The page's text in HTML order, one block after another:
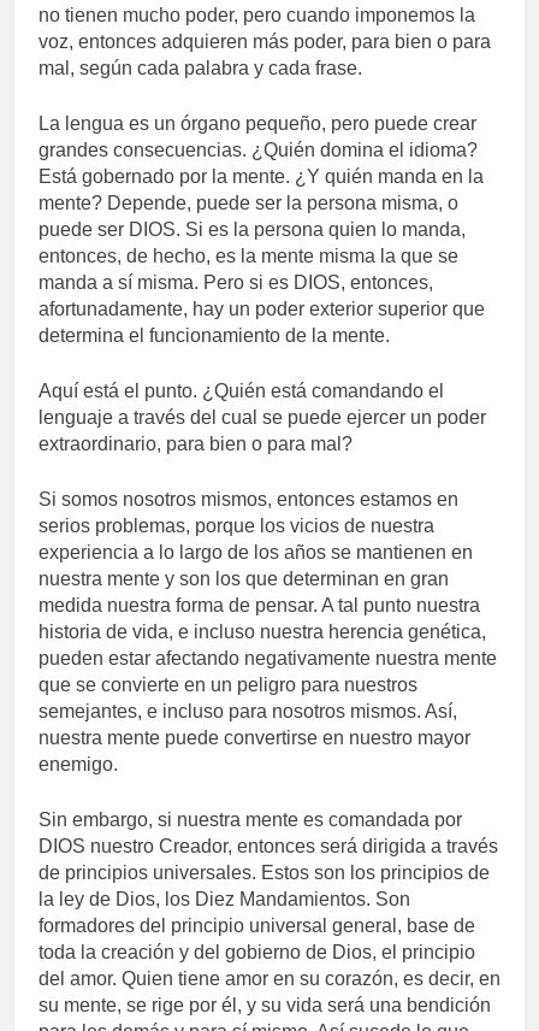
no tienen mucho poder, pero cuando imponemos la
voz, entonces adquieren más poder, para bien o para
mal, según cada palabra y cada frase.
La lengua es un órgano pequeño, pero puede crear
grandes consecuencias. ¿Quién domina el idioma?
Está gobernado por la mente. ¿Y quién manda en la
mente? Depende, puede ser la persona misma, o
puede ser DIOS. Si es la persona quien lo manda,
entonces, de hecho, es la mente misma la que se
manda a sí misma. Pero si es DIOS, entonces,
afortunadamente, hay un poder exterior superior que
determina el funcionamiento de la mente.
Aquí está el punto. ¿Quién está comandando el
lenguaje a través del cual se puede ejercer un poder
extraordinario, para bien o para mal?
Si somos nosotros mismos, entonces estamos en
serios problemas, porque los vicios de nuestra
experiencia a lo largo de los años se mantienen en
nuestra mente y son los que determinan en gran
medida nuestra forma de pensar. A tal punto nuestra
historia de vida, e incluso nuestra herencia genética,
pueden estar afectando negativamente nuestra mente
que se convierte en un peligro para nuestros
semejantes, e incluso para nosotros mismos. Así,
nuestra mente puede convertirse en nuestro mayor
enemigo.
Sin embargo, si nuestra mente es comandada por
DIOS nuestro Creador, entonces será dirigida a través
de principios universales. Estos son los principios de
la ley de Dios, los Diez Mandamientos. Son
formadores del principio universal general, base de
toda la creación y del gobierno de Dios, el principio
del amor. Quien tiene amor en su corazón, es decir, en
su mente, se rige por él, y su vida será una bendición